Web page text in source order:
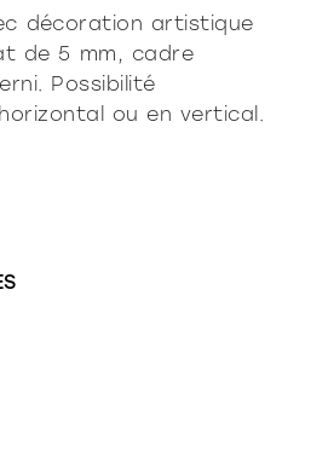
décoration artistique
de 5 mm, cadre
Possibilité
ou en vertical.